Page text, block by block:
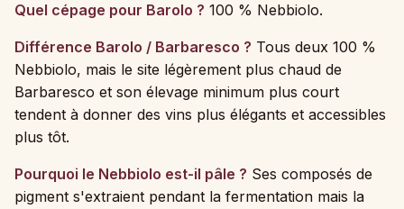
Quel cépage pour Barolo ? 100 % Nebbiolo.
Différence Barolo / Barbaresco ? Tous deux 100 %
Nebbiolo, mais le site légèrement plus chaud de
Barbaresco et son élevage minimum plus court
tendent à donner des vins plus élégants et accessibles
plus tôt.
Pourquoi le Nebbiolo est-il pâle ? Ses composés de
pigment s'extraient pendant la fermentation mais la